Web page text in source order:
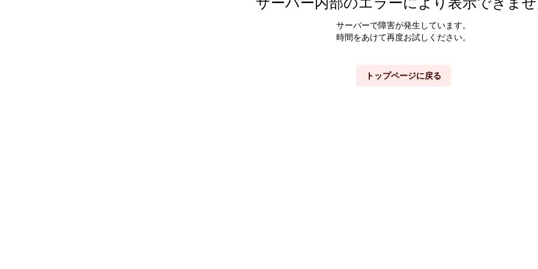
サーバーで障害が発生しています。
時間をあけて再度お試しください。
トップページに戻る